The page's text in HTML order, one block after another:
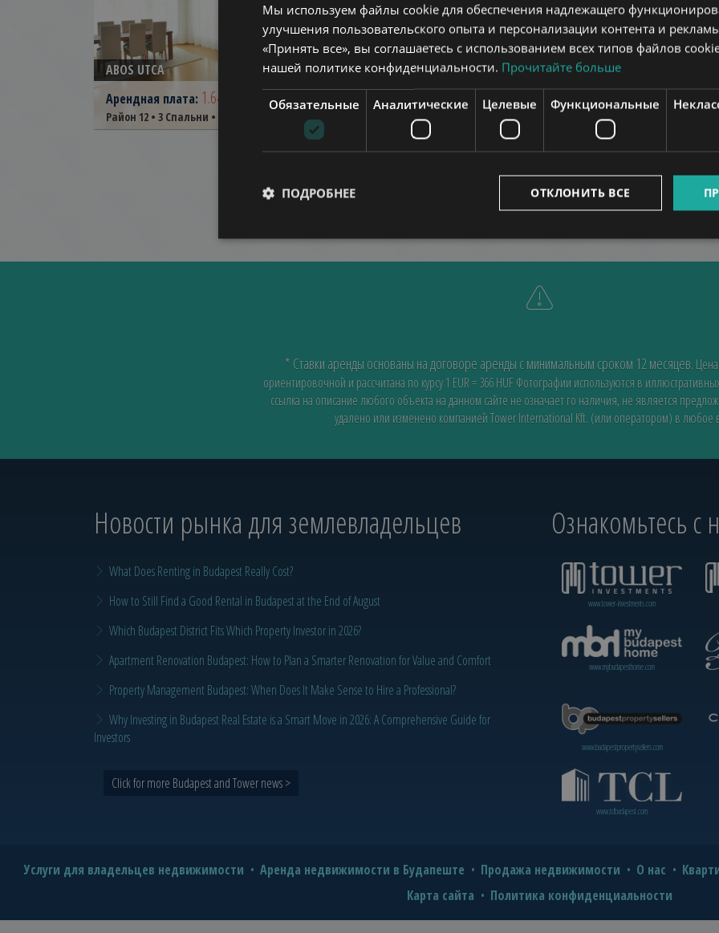
ABOS UTCA
Арендная плата: 1.647.000 HUF(€4.500)
Район 12 • 3 Спальни • 200 m Ref:
ALKONY ÚT
Арендная плата:1.281.000 HUF(€3.500)
Район 12 • 5 Спальни • 290 m
БОЛЬШЕ
* Ставки аренды основаны на договоре аренды с минимальным сроком 12 месяцев.
ориентировочной и рассчитана по курсу 1 EUR = 366 HUFФотографии используются в
ссылка на описание любого объекта на данном сайте не означает го наличия, не является
удалено или изменено компанией Tower International Kft. (или оператором) в любое
Новости рынка для землевладельцев
What Does Renting in Budapest Really Cost?
How to Still Find a Good Rental in Budapest at the End of August
Which Budapest District Fits Which Property Investor in 2026?
Apartment Renovation Budapest: How to Plan a Smarter Renovation for Value and Comfort
Property Management Budapest: When Does It Make Sense to Hire a Professional?
Why Investing in Budapest Real Estate is a Smart Move in 2026: A Comprehensive Guide for
Investors
Click for more Budapest and Tower news >
Ознакомьтесь
www.tower-investments.com
www.mybudapesthome.com
www.budapestpropertysellers.com
www.tclbudapest.com
Услуги для владельцев недвижимости Аренда недвижимости в Будапеште Продажа недвижимости О нас
Карта сайта
Политика конфиденциальности
Мы используем файлы cookie для обеспечения надлежащего
улучшения пользовательского опыта и персонализации контента и
«Принять все», вы соглашаетесь с использованием всех типов файлов
нашей политике конфиденциальности. Прочитайте больше
Обязательные Аналитические Целевые Функциональные
ОТКЛОНИТЬ ВСЕ
ПОДРОБНЕЕ